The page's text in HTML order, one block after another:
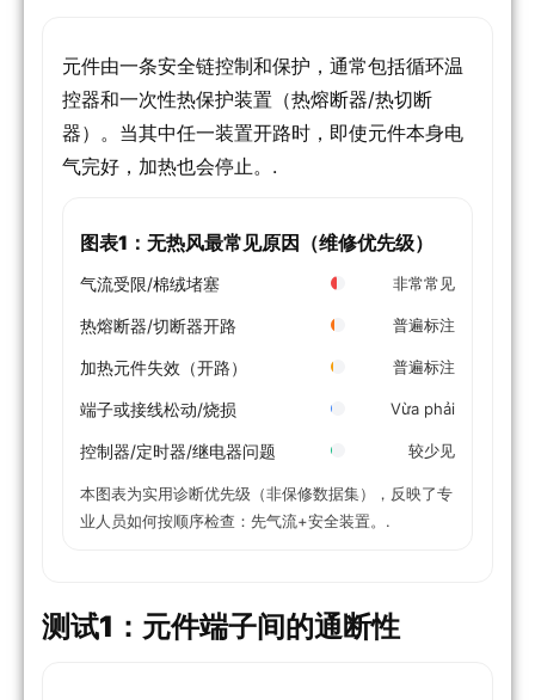
元件由一条安全链控制和保护，通常包括循环温
控器和一次性热保护装置（热熔断器/热切断
器）。当其中任一装置开路时，即使元件本身电
气完好，加热也会停止。.
图表1：无热风最常见原因（维修优先级）
气流受限/棉绒堵塞 非常常见
热熔断器/切断器开路 普遍标注
加热元件失效（开路） 普遍标注
端子或接线松动/烧损 Vừa phải
控制器/定时器/继电器问题 较少见
本图表为实用诊断优先级（非保修数据集），反映了专
业人员如何按顺序检查：先气流+安全装置。.
测试1：元件端子间的通断性